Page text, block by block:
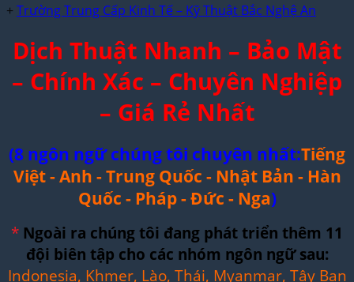
+ Trường Trung Cấp Kinh Tế – Kỹ Thuật Bắc Nghệ An
Dịch Thuật Nhanh – Bảo Mật
– Chính Xác – Chuyên Nghiệp
– Giá Rẻ Nhất
(8 ngôn ngữ chúng tôi chuyên nhất:Tiếng
Việt - Anh - Trung Quốc - Nhật Bản - Hàn
Quốc - Pháp - Đức - Nga)
* Ngoài ra chúng tôi đang phát triển thêm 11
đội biên tập cho các nhóm ngôn ngữ sau:
Indonesia, Khmer, Lào, Thái, Myanmar, Tây Ban